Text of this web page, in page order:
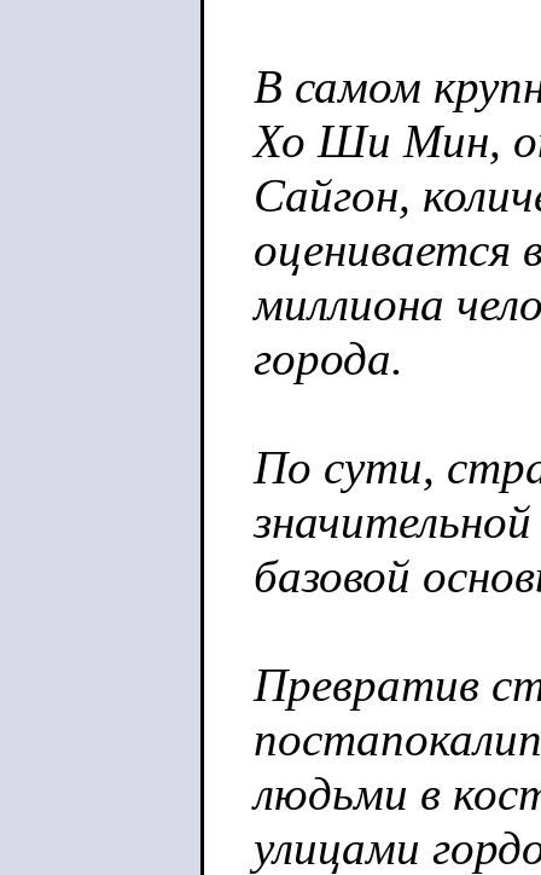
В самом
Хо Ши Мин,
Сайгон,
оценивается
миллиона
города.
По сути,
базовой
Превратив
людьми в
улицами